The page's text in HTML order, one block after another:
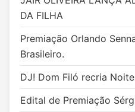
DA FILHA
Premiação Orlando
Brasileiro.
DJ! Dom Filó recria
Edital de Premiação